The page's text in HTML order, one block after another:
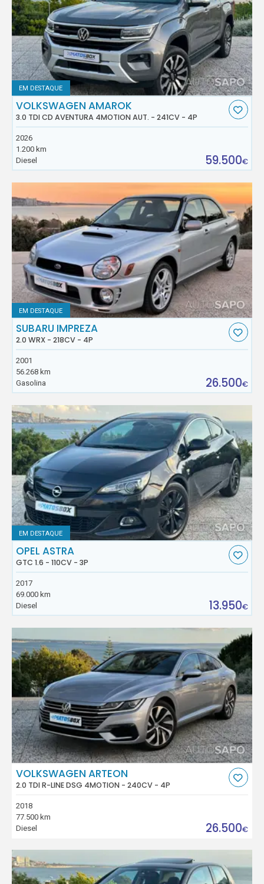
EM DESTAQUE
VOLKSWAGEN AMAROK
3.0 TDI CD AVENTURA 4MOTION AUT. - 241CV - 4P
2026
1.200 km
Diesel
59.500€
EM DESTAQUE
SUBARU IMPREZA
2.0 WRX - 218CV - 4P
2001
56.268 km
Gasolina
26.500€
EM DESTAQUE
OPEL ASTRA
GTC 1.6 - 110CV - 3P
2017
69.000 km
Diesel
13.950€
VOLKSWAGEN ARTEON
2.0 TDI R-LINE DSG 4MOTION - 240CV - 4P
2018
77.500 km
Diesel
26.500€